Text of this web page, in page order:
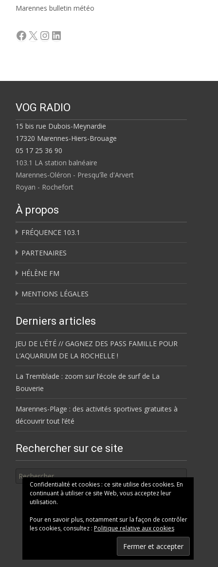
Marennes bulletin météo
Facebook
X Instagram
LinkedIn
VOG RADIO
15 bis rue Dubois-Meynardie
17320 Marennes-Hiers-Brouage
05 17 25 36 90
103.1 LA station balnéaire
Marennes-Oléron - Presqu'île d'Arvert
Royan - Rochefort
À propos
FRÉQUENCE 103.1
PARTENAIRES
HÉLÈNE FM
MENTIONS LÉGALES
Derniers articles
JEU DE L’ÉTÉ // GAGNEZ DES PASS FAMILLE POUR
L’AQUARIUM DE LA ROCHELLE !
La Tremblade : zoom sur l’école de surf de La
Bouverie
Marennes-Plage : des activités sportives gratuites à
découvrir tout l’été
Rechercher sur ce site
Confidentialité et cookies : ce site utilise des cookies. En
continuant à utiliser ce site Web, vous acceptez leur
utilisation.
Pour en savoir plus, notamment sur la façon de contrôler
les cookies, consultez : Politique relative aux cookies